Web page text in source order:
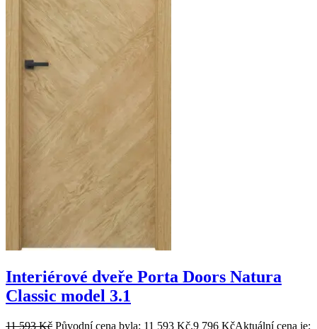
Interiérové dveře Porta Doors Natura
Classic model 3.1
11 593Kč Původní cena byla: 11 593 Kč.9 796 KčAktuální cena je: